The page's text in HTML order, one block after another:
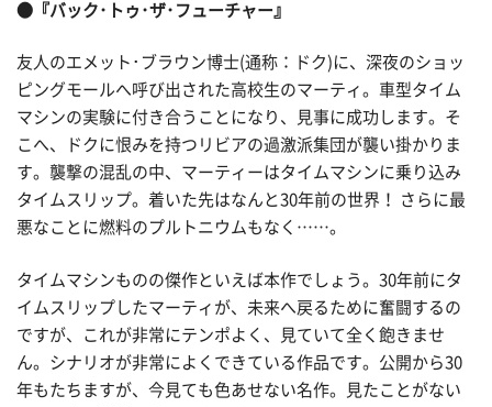
●『バック･トゥ･ザ･フューチャー』
友人のエメット･ブラウン博士(通称：ドク)に、深夜のショッ
ピングモールへ呼び出された高校生のマーティ。車型タイム
マシンの実験に付き合うことになり、見事に成功します。そ
こへ、ドクに恨みを持つリビアの過激派集団が襲い掛かりま
す。襲撃の混乱の中、マーティーはタイムマシンに乗り込み
タイムスリップ。着いた先はなんと30年前の世界！ さらに最
悪なことに燃料のプルトニウムもなく……。
タイムマシンものの傑作といえば本作でしょう。30年前にタ
イムスリップしたマーティが、未来へ戻るために奮闘するの
ですが、これが非常にテンポよく、見ていて全く飽きませ
ん。シナリオが非常によくできている作品です。公開から30
年もたちますが、今見ても色あせない名作。見たことがない